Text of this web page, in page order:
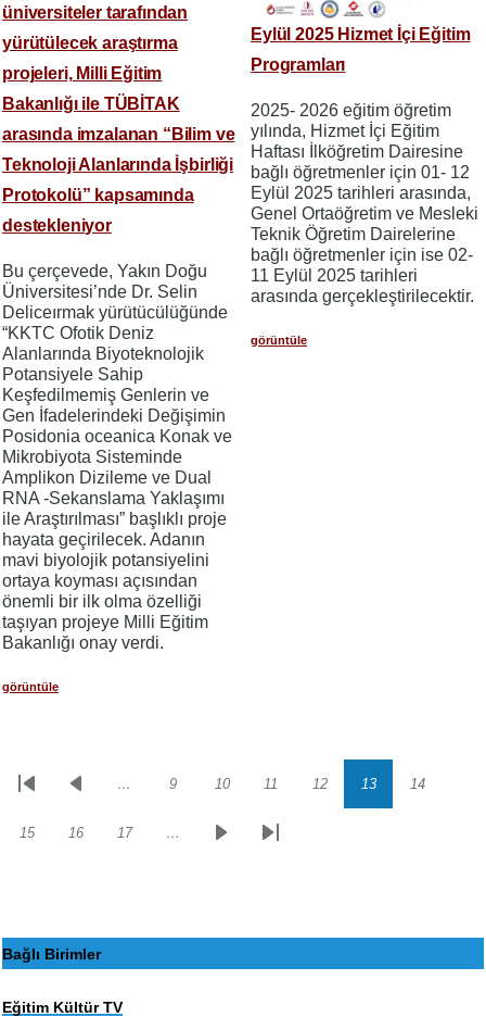
üniversiteler tarafından
yürütülecek araştırma
projeleri, Milli Eğitim
Bakanlığı ile TÜBİTAK
arasında imzalanan “Bilim ve
Teknoloji Alanlarında İşbirliği
Protokolü” kapsamında
destekleniyor
Bu çerçevede, Yakın Doğu
Üniversitesi’nde Dr. Selin
Deliceırmak yürütücülüğünde
“KKTC Ofotik Deniz
Alanlarında Biyoteknolojik
Potansiyele Sahip
Keşfedilmemiş Genlerin ve
Gen İfadelerindeki Değişimin
Posidonia oceanica Konak ve
Mikrobiyota Sisteminde
Amplikon Dizileme ve Dual
RNA -Sekanslama Yaklaşımı
ile Araştırılması” başlıklı proje
hayata geçirilecek. Adanın
mavi biyolojik potansiyelini
ortaya koyması açısından
önemli bir ilk olma özelliği
taşıyan projeye Milli Eğitim
Bakanlığı onay verdi.
görüntüle
Eylül 2025 Hizmet İçi Eğitim
Programları
2025- 2026 eğitim öğretim
yılında, Hizmet İçi Eğitim
Haftası İlköğretim Dairesine
bağlı öğretmenler için 01- 12
Eylül 2025 tarihleri arasında,
Genel Ortaöğretim ve Mesleki
Teknik Öğretim Dairelerine
bağlı öğretmenler için ise 02-
11 Eylül 2025 tarihleri
arasında gerçekleştirilecektir.
görüntüle
Sayfalama
İlk
Önceki… Sayfa
9 Sayfa
10 Sayfa
11 Sayfa
12 Sayfa
13 Sayfa
14
Sayfa
15 Sayfa
16 Sayfa
17 …
SonrakiSon
Bağlı Birimler
Eğitim Kültür TV